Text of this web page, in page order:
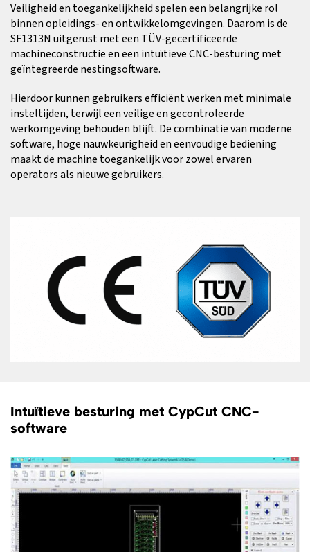
Veiligheid en toegankelijkheid spelen een belangrijke rol
binnen opleidings- en ontwikkelomgevingen. Daarom is de
SF1313N uitgerust met een TÜV-gecertificeerde
machineconstructie en een intuïtieve CNC-besturing met
geïntegreerde nestingsoftware.
Hierdoor kunnen gebruikers efficiënt werken met minimale
insteltijden, terwijl een veilige en gecontroleerde
werkomgeving behouden blijft. De combinatie van moderne
software, hoge nauwkeurigheid en eenvoudige bediening
maakt de machine toegankelijk voor zowel ervaren
operators als nieuwe gebruikers.
Intuïtieve besturing met CypCut CNC-
software